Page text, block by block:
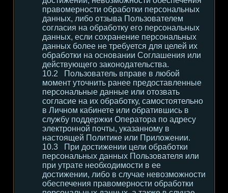
правомерности обработки персональных
данных, либо отзыва Пользователем
согласия на обработку его персональных
данных, если сохранение персональных
данных более не требуется для целей их
обработки на основании Соглашения или
действующего законодательства.
Пользователь вправе в любой
момент уточнить ранее предоставленные
персональные данные или отозвать
согласие на их обработку, самостоятельно
в Личном кабинете или обратившись в
службу поддержки Оператора по адресу
электронной почты, указанному в
настоящей Политике или Приложении.
При достижении цели обработки
персональных данных Пользователя или
при утрате необходимости в ее
достижении, либо в случае невозможности
обеспечения правомерности обработки